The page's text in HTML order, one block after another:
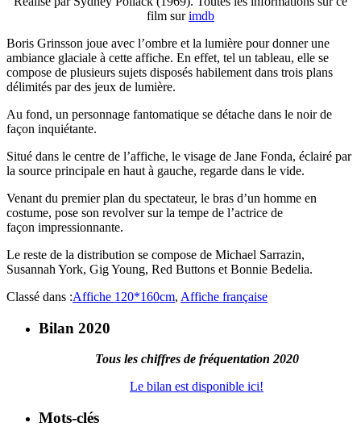
film surimdb
Boris Grinsson joue avec l’ombre et la lumière pour donner une
ambiance glaciale à cette affiche. En effet, tel un tableau, elle se
compose de plusieurs sujets disposés habilement dans trois plans
délimités par des jeux de lumière.
Au fond, un personnage fantomatique se détache dans le noir de
façon inquiétante.
Situé dans le centre de l’affiche, le visage de Jane Fonda, éclairé par
la source principale en haut à gauche, regarde dans le vide.
Venant du premier plan du spectateur, le bras d’un homme en
costume, pose son revolver sur la tempe de l’actrice de
façon impressionnante.
Le reste de la distribution se compose de Michael Sarrazin,
Susannah York, Gig Young, Red Buttons et Bonnie Bedelia.
Classé dans :Affiche 120*160cm, Affiche française
Bilan 2020
Tous les chiffres de fréquentation 2020
Le bilan est disponible ici!
Mots-clés